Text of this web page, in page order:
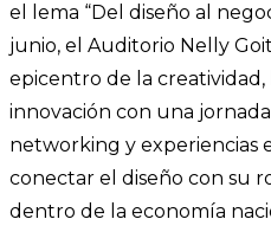
el lema “Del diseño al
junio, el Auditorio Nelly
epicentro de la creatividad,
innovación con una
networking y experiencias
conectar el diseño con su
dentro de la economía